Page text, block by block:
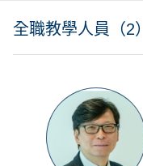
全職教學人員（2）